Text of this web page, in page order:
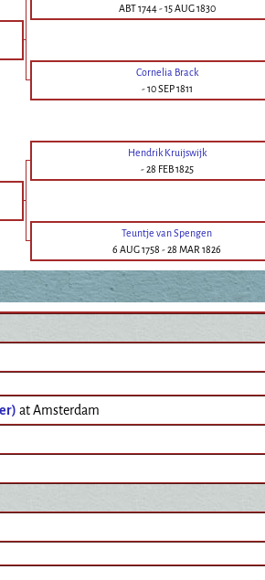
ABT 1744-15 AUG 1830
Cornelia Brack
-10 SEP 1811
Hendrik Kruijswijk
-28 FEB 1825
Teuntje van Spengen
6 AUG 1758 -28 MAR 1826
at Amsterdam